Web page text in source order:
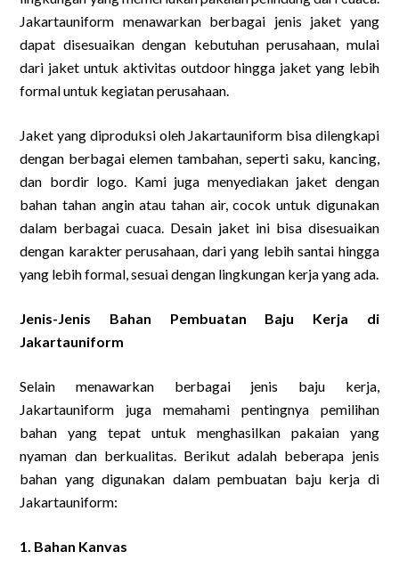
Jakartauniform menawarkan berbagai jenis jaket yang
dapat disesuaikan dengan kebutuhan perusahaan, mulai
dari jaket untuk aktivitas outdoor hingga jaket yang lebih
formal untuk kegiatan perusahaan.
Jaket yang diproduksi oleh Jakartauniform bisa dilengkapi
dengan berbagai elemen tambahan, seperti saku, kancing,
dan bordir logo. Kami juga menyediakan jaket dengan
bahan tahan angin atau tahan air, cocok untuk digunakan
dalam berbagai cuaca. Desain jaket ini bisa disesuaikan
dengan karakter perusahaan, dari yang lebih santai hingga
yang lebih formal, sesuai dengan lingkungan kerja yang ada.
Jenis-Jenis Bahan Pembuatan Baju Kerja di
Jakartauniform
Selain menawarkan berbagai jenis baju kerja,
Jakartauniform juga memahami pentingnya pemilihan
bahan yang tepat untuk menghasilkan pakaian yang
nyaman dan berkualitas. Berikut adalah beberapa jenis
bahan yang digunakan dalam pembuatan baju kerja di
Jakartauniform:
1. Bahan Kanvas